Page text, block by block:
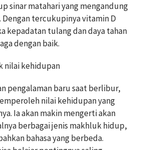
sinar matahari yang mengandung
Dengan tercukupinya vitamin D
kepadatan tulang dan daya tahan
dengan baik.
nilai kehidupan
pengalaman baru saat berlibur,
nilai kehidupan yang
Ia akan makin mengerti akan
berbagai jenis makhluk hidup,
bahasa yang berbeda.